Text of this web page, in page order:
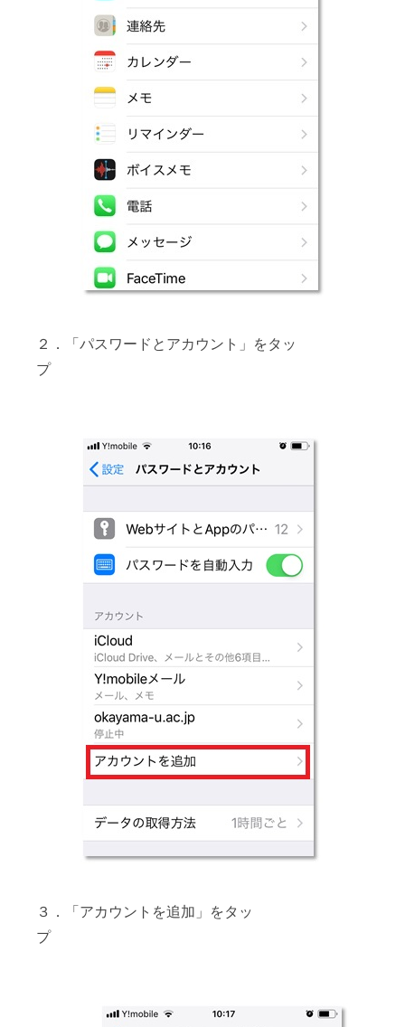
２．「パスワードとアカウント」をタッ
プ
３．「アカウントを追加」をタッ
プ